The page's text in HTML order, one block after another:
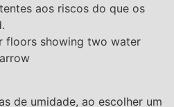
aos riscos do que os
floors showing two water
de umidade, ao escolher um